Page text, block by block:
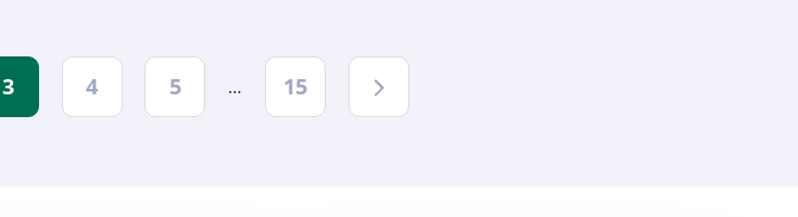
3 4 5 … 15 Suivant